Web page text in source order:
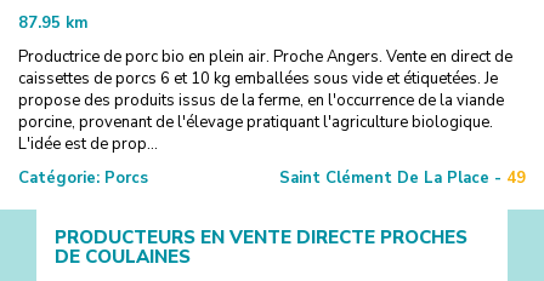
87.95 km
Productrice de porc bio en plein air. Proche Angers. Vente en direct de
caissettes de porcs 6 et 10 kg emballées sous vide et étiquetées. Je
propose des produits issus de la ferme, en l'occurrence de la viande
porcine, provenant de l'élevage pratiquant l'agriculture biologique.
L'idée est de prop...
Catégorie: Porcs Saint Clément De La Place - 49
PRODUCTEURS EN VENTE DIRECTE PROCHES
DE COULAINES